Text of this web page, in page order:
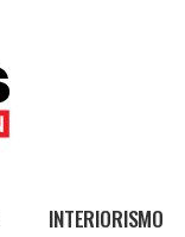
INTERIORISMO